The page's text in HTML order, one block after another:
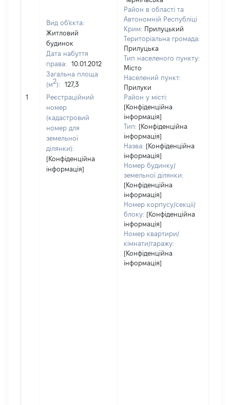
1
Вид об'єкта:
Житловий
будинок
Дата набуття
права:
10.01.2012
Загальна площа
(м2):
127,3
Реєстраційний
номер
(кадастровий
номер для
земельної
ділянки):
[Конфіденційна
інформація]
Район в області та
Автономній Республіці
Крим: Прилуцький
Територіальна громада:
Прилуцька
Тип населеного пункту:
Місто
Населений пункт:
Прилуки
Район у місті:
[Конфіденційна
інформація]
Тип: [Конфіденційна
інформація]
Назва: [Конфіденційна
інформація]
Номер будинку/
земельної ділянки:
[Конфіденційна
інформація]
Номер корпусу/секції/
блоку: [Конфіденційна
інформація]
Номер квартири/
кімнати/гаражу:
[Конфіденційна
інформація]